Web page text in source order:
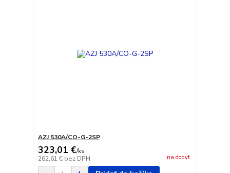
AZJ 530A/CO-G-2SP
323,01 €/ks
262,61 € bez DPH na dopyt